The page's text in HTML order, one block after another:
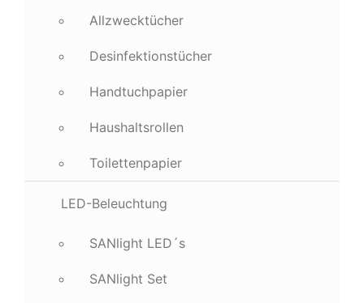
Allzwecktücher
Desinfektionstücher
Handtuchpapier
Haushaltsrollen
Toilettenpapier
LED-Beleuchtung
SANlight LED´s
SANlight Set